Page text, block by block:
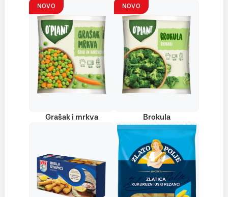
NOVO
Grašak i mrkva
NOVO
Brokula